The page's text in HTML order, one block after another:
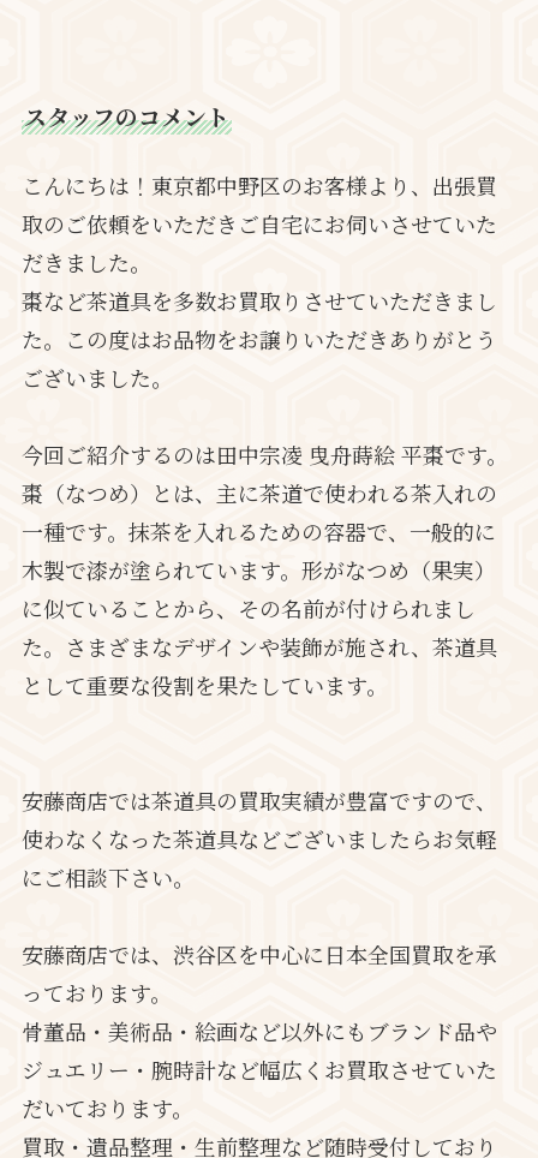
スタッフのコメント
こんにちは！東京都中野区のお客様より、出張買
取のご依頼をいただきご自宅にお伺いさせていた
だきました。
棗など茶道具を多数お買取りさせていただきまし
た。この度はお品物をお譲りいただきありがとう
ございました。
今回ご紹介するのは田中宗凌 曳舟蒔絵 平棗です。
棗（なつめ）とは、主に茶道で使われる茶入れの
一種です。抹茶を入れるための容器で、一般的に
木製で漆が塗られています。形がなつめ（果実）
に似ていることから、その名前が付けられまし
た。さまざまなデザインや装飾が施され、茶道具
として重要な役割を果たしています。
安藤商店では茶道具の買取実績が豊富ですので、
使わなくなった茶道具などございましたらお気軽
にご相談下さい。
安藤商店では、渋谷区を中心に日本全国買取を承
っております。
骨董品・美術品・絵画など以外にもブランド品や
ジュエリー・腕時計など幅広くお買取させていた
だいております。
買取・遺品整理・生前整理など随時受付しており